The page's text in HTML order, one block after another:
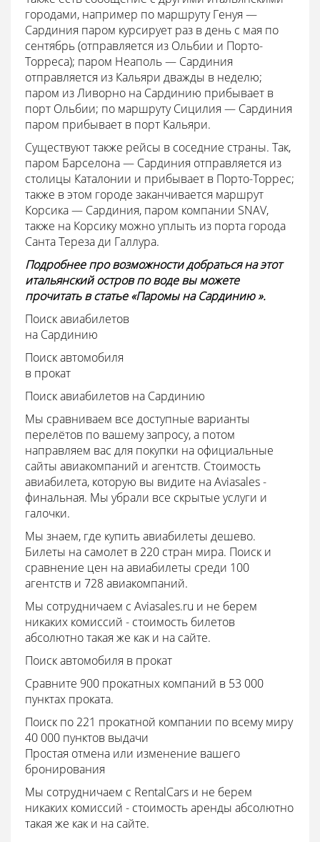
городами, например по маршруту Генуя —
Сардиния паром курсирует раз в день с мая по
сентябрь (отправляется из Ольбии и Порто-
Торреса); паром Неаполь — Сардиния
отправляется из Кальяри дважды в неделю;
паром из Ливорно на Сардинию прибывает в
порт Ольбии; по маршруту Сицилия — Сардиния
паром прибывает в порт Кальяри.
Существуют также рейсы в соседние страны. Так,
паром Барселона — Сардиния отправляется из
столицы Каталонии и прибывает в Порто-Торрес;
также в этом городе заканчивается маршрут
Корсика — Сардиния, паром компании SNAV,
также на Корсику можно уплыть из порта города
Санта Тереза ди Галлура.
Подробнее про возможности добраться на этот
итальянский остров по воде вы можете
прочитать в статье «Паромы на Сардинию ».
Поиск авиабилетов
на Сардинию
Поиск автомобиля
в прокат
Поиск авиабилетов на Сардинию
Мы сравниваем все доступные варианты
перелётов по вашему запросу, а потом
направляем вас для покупки на официальные
сайты авиакомпаний и агентств. Стоимость
авиабилета, которую вы видите на Aviasales -
финальная. Мы убрали все скрытые услуги и
галочки.
Мы знаем, где купить авиабилеты дешево.
Билеты на самолет в 220 стран мира. Поиск и
сравнение цен на авиабилеты среди 100
агентств и 728 авиакомпаний.
Мы сотрудничаем с Aviasales.ru и не берем
никаких комиссий - стоимость билетов
абсолютно такая же как и на сайте.
Поиск автомобиля в прокат
Сравните 900 прокатных компаний в 53 000
пунктах проката.
Поиск по 221 прокатной компании по всему миру
40 000 пунктов выдачи
Простая отмена или изменение вашего
бронирования
Мы сотрудничаем с RentalCars и не берем
никаких комиссий - стоимость аренды абсолютно
такая же как и на сайте.